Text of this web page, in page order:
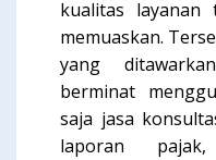
kualitas
memuaskan.
yang
berminat
saja jasa
laporan